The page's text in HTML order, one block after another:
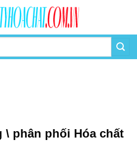
\ phân phối Hóa chất